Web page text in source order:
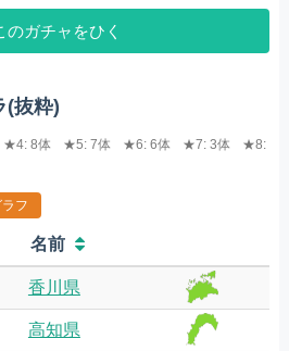
のガチャをひく
(抜粋)
★4: 8体 ★5: 7体 ★6: 6体 ★7: 3体
★8:
ラフ
名前
香川県
高知県